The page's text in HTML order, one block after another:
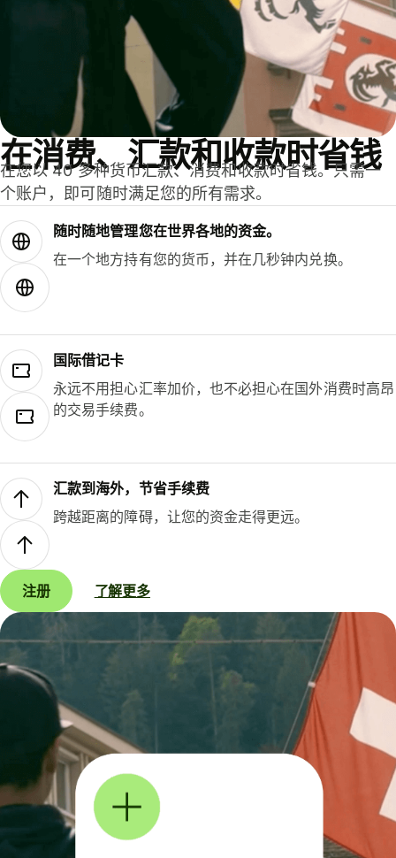
在消费、汇款和收款时省钱
在您以 40 多种货币汇款、消费和收款时省钱。只需一
个账户，即可随时满足您的所有需求。
随时随地管理您在世界各地的资金。
在一个地方持有您的货币，并在几秒钟内兑换。
国际借记卡
永远不用担心汇率加价，也不必担心在国外消费时高昂
的交易手续费。
汇款到海外，节省手续费
跨越距离的障碍，让您的资金走得更远。
注册 了解更多